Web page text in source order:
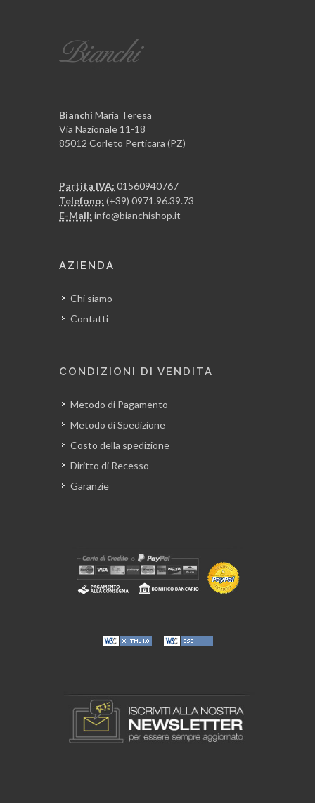
Bianchi Maria Teresa
Via Nazionale 11-18
85012 Corleto Perticara (PZ)
Partita IVA: 01560940767
Telefono: (+39) 0971.96.39.73
E-Mail: info@bianchishop.it
AZIENDA
Chi siamo
Contatti
CONDIZIONI DI VENDITA
Metodo di Pagamento
Metodo di Spedizione
Costo della spedizione
Diritto di Recesso
Garanzie